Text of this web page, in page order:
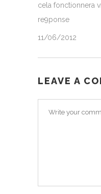
cela fonctionnera
re9ponse
11/06/2012
LEAVE A